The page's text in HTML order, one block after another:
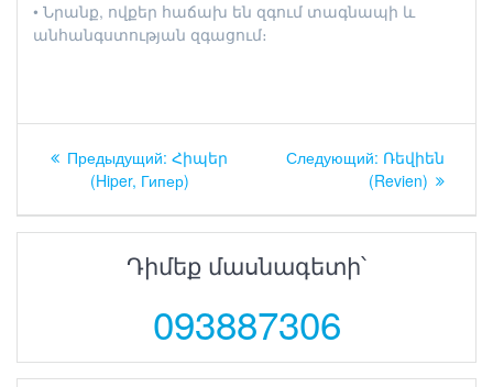
• Նրանք, ովքեր հաճախ են զգում տագնապի և
անհանգստության զգացում։
Навигация
записям
Предыдущий: Предыдущая
запись:
Հիպեր
(Hiper, Гипер)
Следующий: Следующая
запись:
Ռեվիեն
(Revien)
Դիմեք մասնագետի՝
093887306